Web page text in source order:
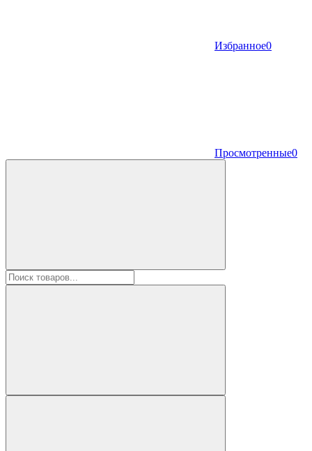
Избранное0
Просмотренные0